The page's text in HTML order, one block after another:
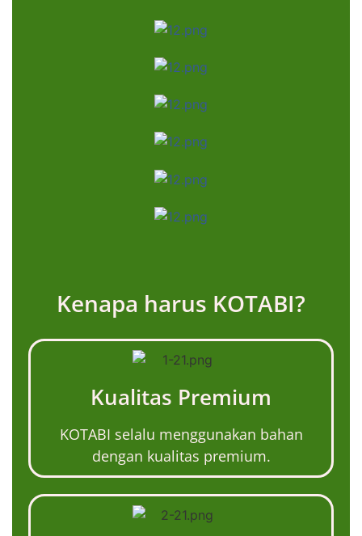
Kenapa harus KOTABI?
Kualitas Premium
KOTABI selalu menggunakan bahan
dengan kualitas premium.